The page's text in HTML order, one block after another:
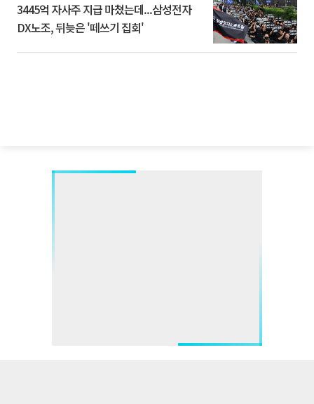
3445억 자사주 지급 마쳤는데...삼성전자
DX노조, 뒤늦은 '떼쓰기 집회'